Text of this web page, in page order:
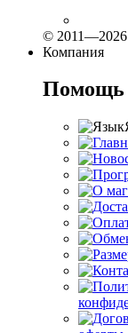
© 2011—2026
Компания
Помощь